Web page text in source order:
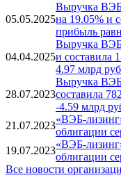
05.05.2025
Выручка ВЭБ-
на 19.05% и
прибыль
04.04.2025
Выручка
и составила
4.97 млрд
28.07.2023
Выручка
составила
-4.59 млрд
21.07.2023
«ВЭБ-
облигации
19.07.2023
«ВЭБ-
облигации
Все новости